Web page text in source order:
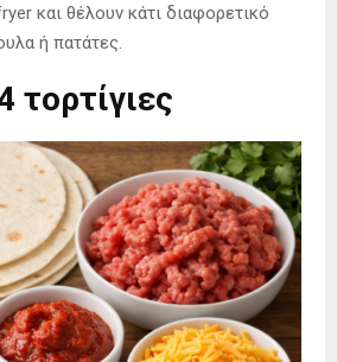
και θέλουν κάτι διαφορετικό
ή πατάτες.
τορτίγιες